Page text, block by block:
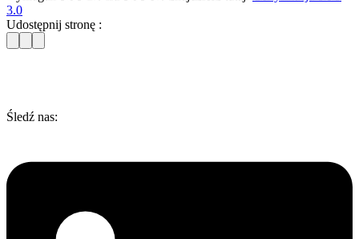
3.0
Udostępnij stronę :
Śledź nas: